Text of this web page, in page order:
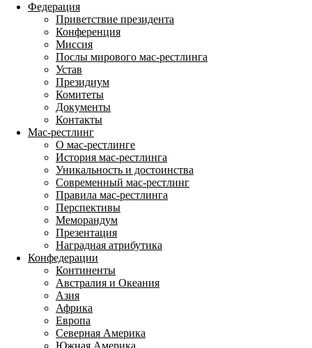
Федерация
Приветствие президента
Конференция
Миссия
Послы мирового мас-рестлинга
Устав
Президиум
Комитеты
Документы
Контакты
Мас-рестлинг
О мас-рестлинге
История мас-рестлинга
Уникальность и достоинства
Современный мас-рестлинг
Правила мас-рестлинга
Перспективы
Меморандум
Презентация
Наградная атрибутика
Конфедерации
Континенты
Австралия и Океания
Азия
Африка
Европа
Северная Америка
Южная Америка